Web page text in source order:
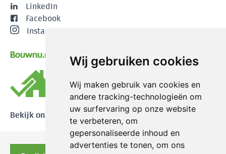
Wij gebruiken cookies
Wij maken gebruik van cookies en
andere tracking-technologieën om
uw surfervaring op onze website
te verbeteren, om
gepersonaliseerde inhoud en
advertenties te tonen, om ons
LinkedIn
Facebook
Instagram
Bouwnu.nl
Bekijk onze reviews